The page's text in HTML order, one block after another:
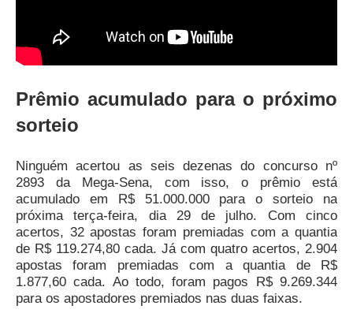
Prêmio acumulado para o próximo
sorteio
Ninguém acertou as seis dezenas do concurso nº
2893 da Mega-Sena, com isso, o prêmio está
acumulado em R$ 51.000.000 para o sorteio na
próxima terça-feira, dia 29 de julho. Com cinco
acertos, 32 apostas foram premiadas com a quantia
de R$ 119.274,80 cada. Já com quatro acertos, 2.904
apostas foram premiadas com a quantia de R$
1.877,60 cada. Ao todo, foram pagos R$ 9.269.344
para os apostadores premiados nas duas faixas.